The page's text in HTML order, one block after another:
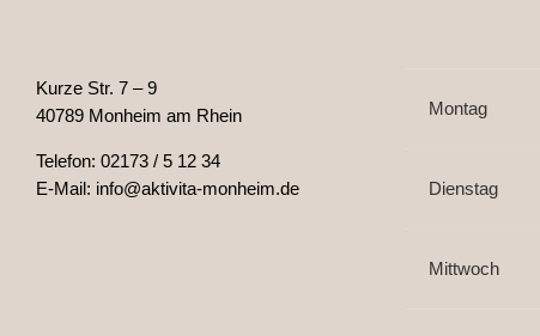
Kurze Str. 7 – 9
40789 Monheim am Rhein
Telefon: 02173 / 5 12 34
E-Mail: info@aktivita-monheim.de
Montag
Dienstag
Mittwoch